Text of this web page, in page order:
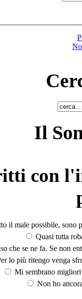
Il
con
il male possibile, sono
Quasi tutta
che se ne fa. Se non
lo più ritengo venga
Mi sembrano
Non ho